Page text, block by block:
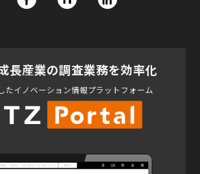
長産業の調査業務を効率化
たイノベーション情報プラットフォーム